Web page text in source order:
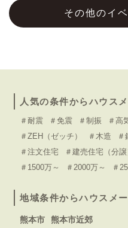
その他のイ
人気の条件からハウス
＃耐震 ＃免震 ＃制振 ＃高
＃ZEH（ゼッチ）
＃木造 ＃
＃注文住宅
＃建売住宅（分譲
＃1500万～
＃2000万～ ＃
地域条件からハウスメ
熊本市 熊本市近郊